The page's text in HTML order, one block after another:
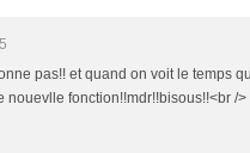
pas!! et quand on voit le temps
nouevlle fonction!!mdr!!bisous!!<br />